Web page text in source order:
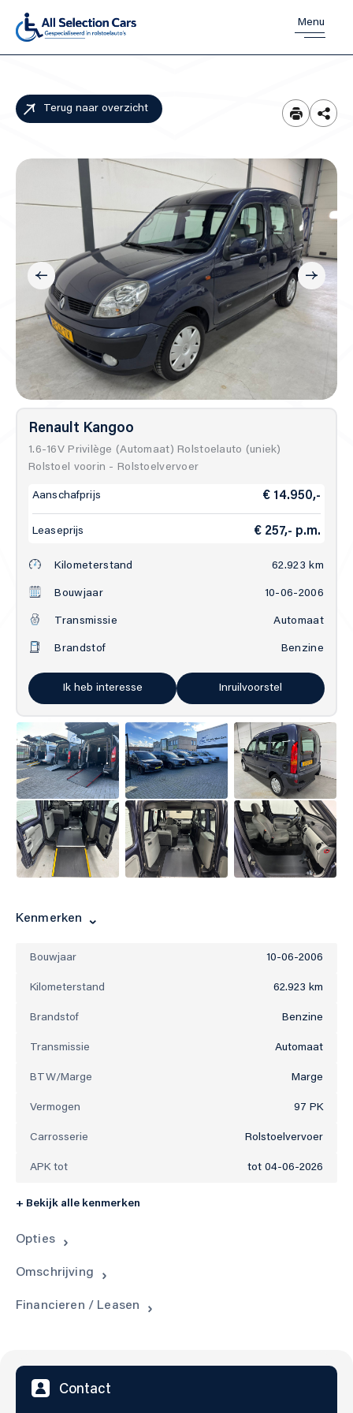
Menu
Home
Aanbod
Diensten
Over ons
Verkocht
Contact
Direct contact
info@allselectioncars.nl
Adres
5627 AB Eindhoven
Openingstijden
Zaterdag:10.00 – 15.00 uur
Alleen op afspraak
Terug naar overzicht
Renault Kangoo
1.6-16V Privilège (Automaat) Rolstoelauto (uniek)
Rolstoel voorin - Rolstoelvervoer
Aanschafprijs € 14.950,-
Leaseprijs € 257,- p.m.
Kilometerstand 62.923 km
Bouwjaar 10-06-2006
Transmissie Automaat
Brandstof Benzine
Ik heb interesse Inruilvoorstel
Kenmerken
Bouwjaar 10-06-2006
Kilometerstand 62.923 km
Brandstof Benzine
Transmissie Automaat
BTW/Marge Marge
Vermogen 97 PK
Carrosserie Rolstoelvervoer
APK tot tot 04-06-2026
+ Bekijk alle kenmerken
Opties
Omschrijving
Financieren / Leasen
Contact